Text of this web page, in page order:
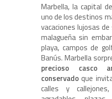
Marbella, la capital
uno de los destinos
vacaciones lujosas
malagueña sin
playa, campos de
Banús. Marbella
precioso casco
conservado que
calles y